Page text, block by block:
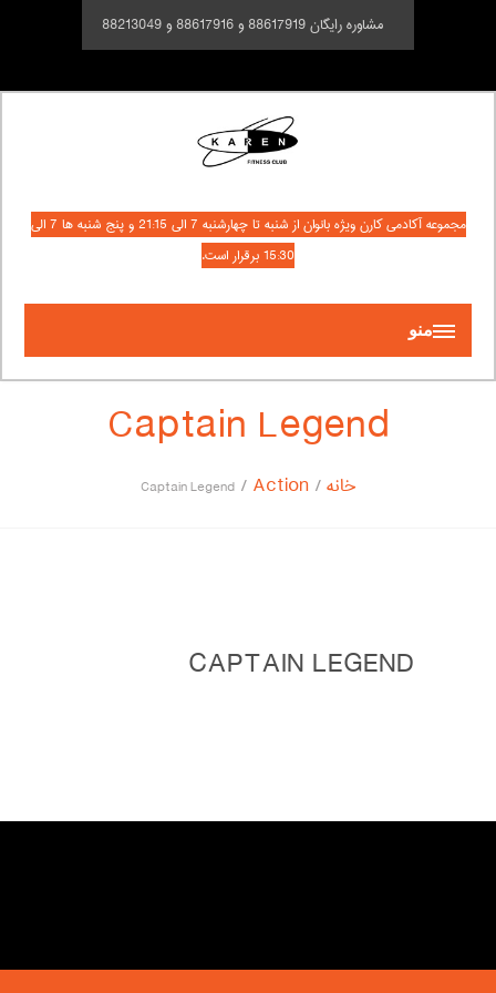
مشاوره رایگان 88617919 و 88617916 و 88213049
مجموعه آکادمی کارن ویژه بانوان از شنبه تا چهارشنبه 7 الی 21:15 و پنج شنبه ها 7 الی
15:30 برقرار است.
منو
Captain Legend
خانه Action
Captain Legend
CAPTAIN LEGEND